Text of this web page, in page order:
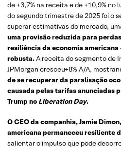
de +3,7% na receita e de +10,9% no
do segundo trimestre de 2025 foi o
superar estimativas do mercado,
uma provisão reduzida para
resiliência da economia americana
robusta.A receita do segmento de
JPMorgan cresceu+8% A/A,
de se recuperar da paralisação
causada pelas tarifas anunciadas
Trump no Liberation Day.
O CEO da companhia, Jamie
americana permaneceu resiliente
salientar o impulso que pode